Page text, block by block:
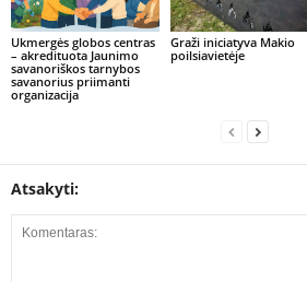
Ukmergės globos centras
– akredituota Jaunimo
savanoriškos tarnybos
savanorius priimanti
organizacija
Graži iniciatyva Makio
poilsiavietėje
Atsakyti: